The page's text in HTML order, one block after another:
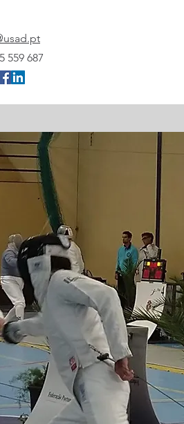
559 687